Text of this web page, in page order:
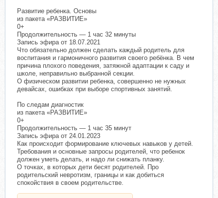
Развитие ребенка. Основы
из пакета «РАЗВИТИЕ»
0+
Продолжительность — 1 час 32 минуты
Запись эфира от 18.07.2021
Что обязательно должен сделать каждый родитель для
воспитания и гармоничного развития своего ребёнка. В чем
причина плохого поведения, затяжной адаптации к саду и
школе, неправильно выбранной секции.
О физическом развитии ребенка, совершенно не нужных
девайсах, ошибках при выборе спортивных занятий.
По следам диагностик
из пакета «РАЗВИТИЕ»
0+
Продолжительность — 1 час 35 минут
Запись эфира от 24.01.2023
Как происходит формирование ключевых навыков у детей.
Требования и основные запросы родителей, что ребенок
должен уметь делать, и надо ли снижать планку.
О точках, в которых дети бесят родителей. Про
родительский невротизм, границы и как добиться
спокойствия в своем родительстве.